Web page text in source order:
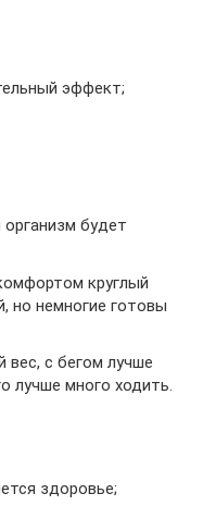
эффект;
организм будет
круглый
но немногие готовы
вес, с бегом лучше
лучше много ходить.
здоровье;